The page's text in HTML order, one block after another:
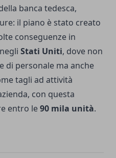
banca tedesca,
il piano è stato creato
conseguenze in
Stati Uniti, dove non
di personale ma anche
tagli ad attività
con questa
entro le90 mila unità.